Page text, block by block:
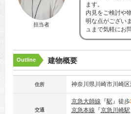
担当者
ます。
内見をご検討や
明な点がござい
ュまで気軽にお
Outline 建物概要
住所 神奈川県川崎市川崎
交通
京急大師線 『駅』徒歩
京急本線 『京急川崎駅